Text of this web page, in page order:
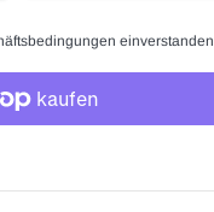
einverstanden